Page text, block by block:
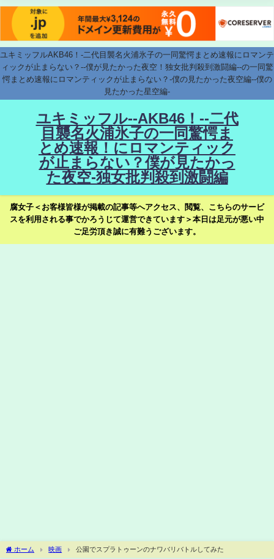
ユキミッフルAKB46！-二代目襲名火浦氷子の一同驚愕まとめ速報にロマンテ
ィックが止まらない？--僕が見たかった夜空！独女批判殺到激闘編--の一同驚
愕まとめ速報にロマンティックが止まらない？-僕の見たかった夜空編--僕の
見たかった星空編-
ユキミッフル--AKB46！--二代
目襲名火浦氷子の一同驚愕ま
とめ速報！にロマンティック
が止まらない？僕が見たかっ
た夜空-独女批判殺到激闘編
腐女子＜お客様皆様が掲載の記事等へアクセス、閲覧、こちらのサービ
スを利用される事でかろうじて運営できています＞本日は足元が悪い中
ご足労頂き誠に有難うございます。
ホーム 映画 公園でスプラトゥーンのナワバリバトルしてみた